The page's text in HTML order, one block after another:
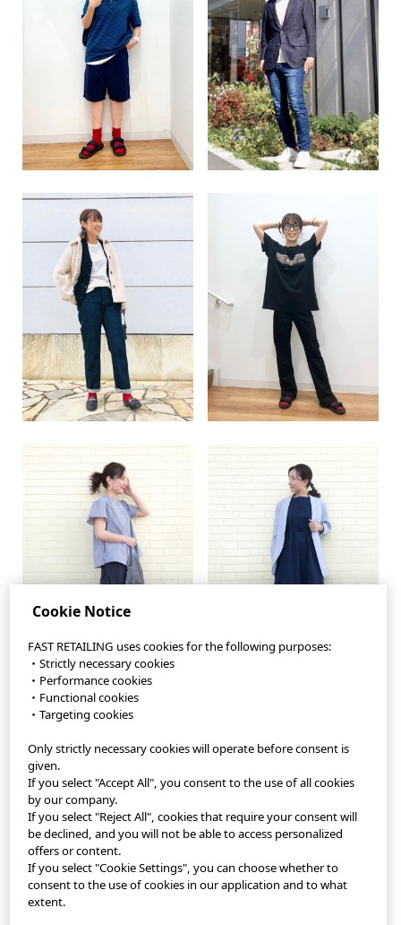
StyleHint App
Terms of Use
Privacy Policy
Sitemap
Contact
Cookie Notice
FAST RETAILING uses cookies for the following purposes:
・Strictly necessary cookies
・Performance cookies
・Functional cookies
・Targeting cookies
Only strictly necessary cookies will operate before consent is
given.
If you select "Accept All", you consent to the use of all cookies
by our company.
If you select "Reject All", cookies that require your consent will
be declined, and you will not be able to access personalized
offers or content.
If you select "Cookie Settings", you can choose whether to
consent to the use of cookies in our application and to what
extent.